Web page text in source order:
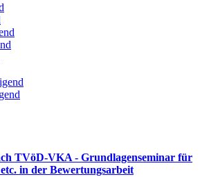
TVöD-VKA - Grundlagenseminar für
in der Bewertungsarbeit